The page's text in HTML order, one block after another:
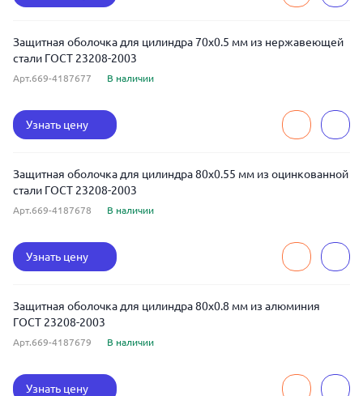
Защитная оболочка для цилиндра 70x0.5 мм из нержавеющей
стали ГОСТ 23208-2003
Арт.669-4187677 В наличии
Узнать цену
Защитная оболочка для цилиндра 80x0.55 мм из оцинкованной
стали ГОСТ 23208-2003
Арт.669-4187678 В наличии
Узнать цену
Защитная оболочка для цилиндра 80x0.8 мм из алюминия
ГОСТ 23208-2003
Арт.669-4187679 В наличии
Узнать цену